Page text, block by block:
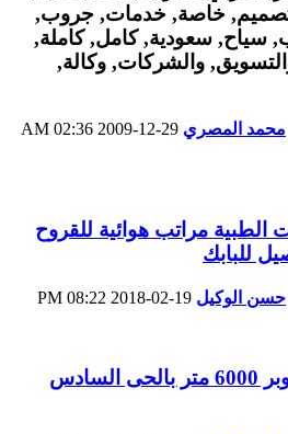
محمد المصري
02:36 AM
الطبية مراتب هوائية للقروح
للبابك
حسن الوكيل
08:22 PM
مدرسة للبيع 6 اكتوبر 6000 متر بالحى السادس